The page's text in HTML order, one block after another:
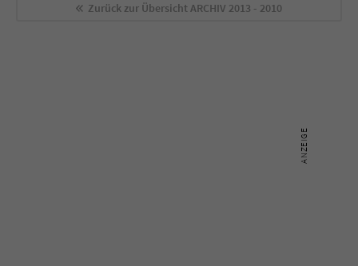
Zurück zur ÜbersichtARCHIV 2013 - 2010